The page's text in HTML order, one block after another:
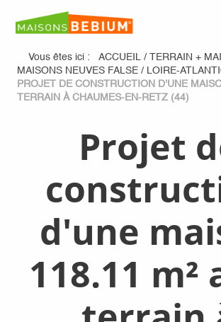
Vous êtes ici : ACCUEIL / TERRAIN +
MAISONS NEUVES FALSE / LOIRE-
PROJET DE CONSTRUCTION D'UNE
TERRAIN À CHAUMES-EN-RETZ (44)
Projet
d'une
118.11 m²